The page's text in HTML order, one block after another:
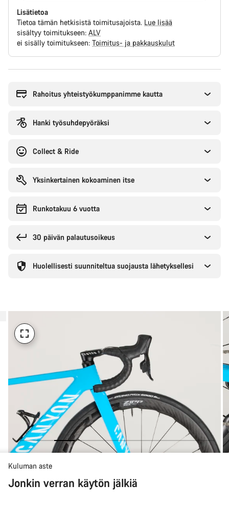
Lisätietoa
Tietoa tämän hetkisistä toimitusajoista. Lue lisää
sisältyy toimitukseen: ALV
ei sisälly toimitukseen: Toimitus- ja pakkauskulut
Rahoitus yhteistyökumppanimme kautta
Hanki työsuhdepyöräksi
Collect & Ride
Yksinkertainen kokoaminen itse
Runkotakuu 6 vuotta
30 päivän palautusoikeus
Huolellisesti suunniteltua suojausta lähetyksellesi
Kuluman aste
Jonkin verran käytön jälkiä